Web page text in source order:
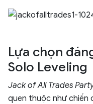
Lựa chọn
Solo Leveling
Jack of All Trades
quen thuộc như chiến